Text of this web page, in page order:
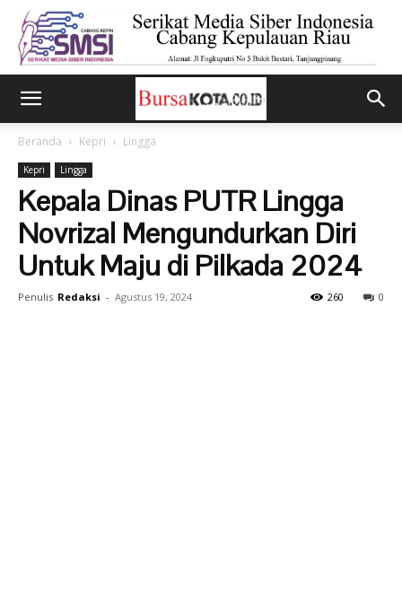
Beranda Kepri Lingga
Kepri Lingga
Kepala Dinas PUTR Lingga
Novrizal Mengundurkan Diri
Untuk Maju di Pilkada 2024
Penulis Redaksi - Agustus 19, 2024 0
260